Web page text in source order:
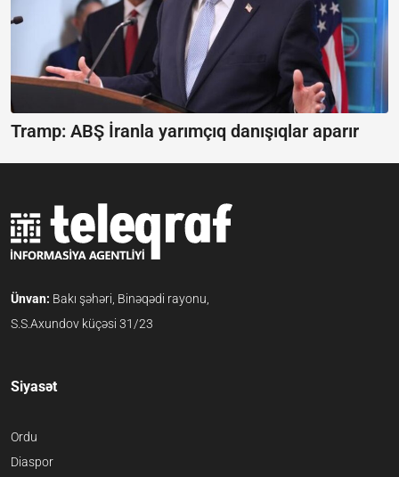
Tramp: ABŞ İranla yarımçıq danışıqlar aparır
Ünvan: Bakı şəhəri, Binəqədi rayonu,
S.S.Axundov küçəsi 31/23
Siyasət
Ordu
Diaspor